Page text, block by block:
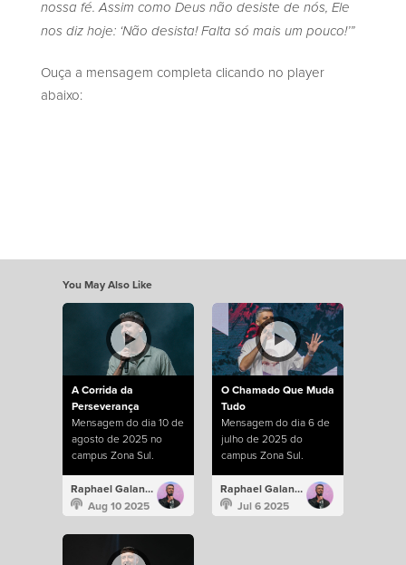
nossa fé. Assim como Deus não desiste de nós, Ele
nos diz hoje: ‘Não desista! Falta só mais um pouco!’”
Ouça a mensagem completa clicando no player
abaixo:
You May Also Like
A Corrida da
Perseverança
Mensagem do dia 10 de
agosto de 2025 no
campus Zona Sul.
Raphael Galante
Aug 10 2025
O Chamado Que Muda
Tudo
Mensagem do dia 6 de
julho de 2025 do
campus Zona Sul.
Raphael Galante
Jul 6 2025